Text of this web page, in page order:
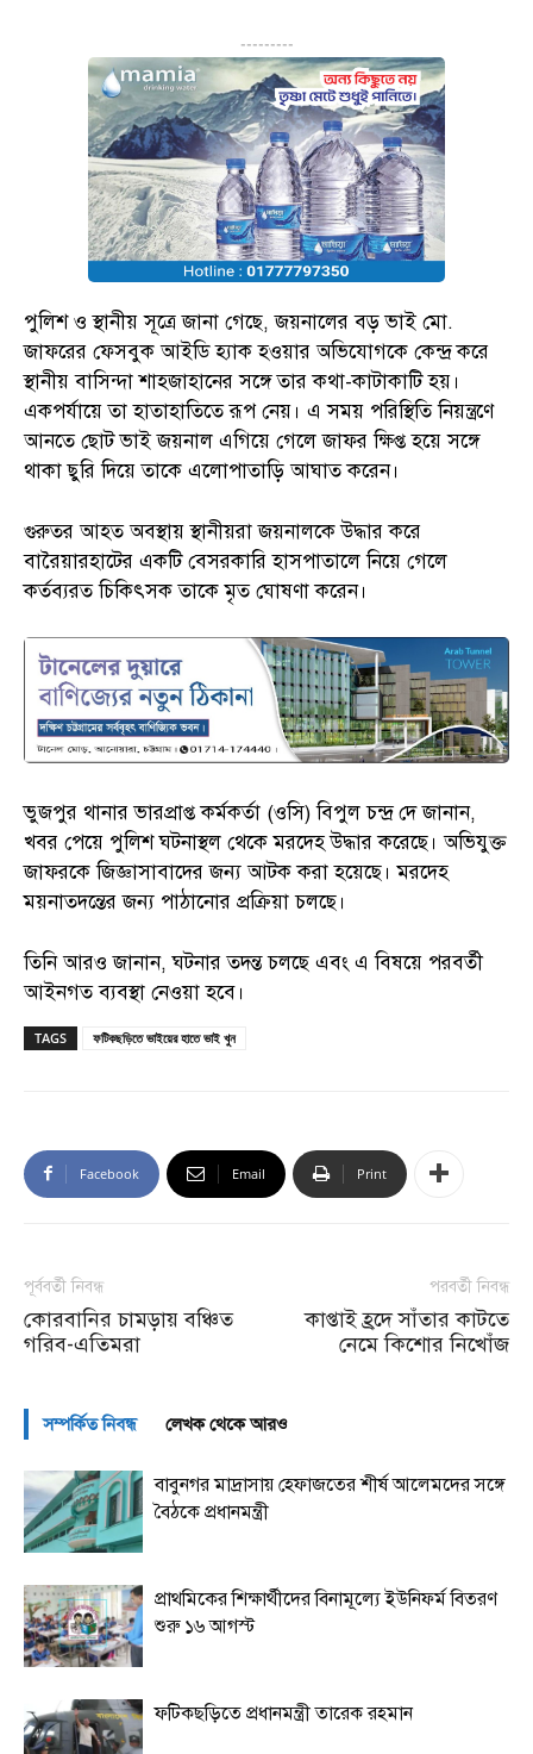
---------
পুলিশ ও স্থানীয় সূত্রে জানা গেছে, জয়নালের বড় ভাই মো.
জাফরের ফেসবুক আইডি হ্যাক হওয়ার অভিযোগকে কেন্দ্র করে
স্থানীয় বাসিন্দা শাহজাহানের সঙ্গে তার কথা-কাটাকাটি হয়।
একপর্যায়ে তা হাতাহাতিতে রূপ নেয়। এ সময় পরিস্থিতি নিয়ন্ত্রণে
আনতে ছোট ভাই জয়নাল এগিয়ে গেলে জাফর ক্ষিপ্ত হয়ে সঙ্গে
থাকা ছুরি দিয়ে তাকে এলোপাতাড়ি আঘাত করেন।
গুরুতর আহত অবস্থায় স্থানীয়রা জয়নালকে উদ্ধার করে
বারৈয়ারহাটের একটি বেসরকারি হাসপাতালে নিয়ে গেলে
কর্তব্যরত চিকিৎসক তাকে মৃত ঘোষণা করেন।
ভুজপুর থানার ভারপ্রাপ্ত কর্মকর্তা (ওসি) বিপুল চন্দ্র দে জানান,
খবর পেয়ে পুলিশ ঘটনাস্থল থেকে মরদেহ উদ্ধার করেছে। অভিযুক্ত
জাফরকে জিজ্ঞাসাবাদের জন্য আটক করা হয়েছে। মরদেহ
ময়নাতদন্তের জন্য পাঠানোর প্রক্রিয়া চলছে।
তিনি আরও জানান, ঘটনার তদন্ত চলছে এবং এ বিষয়ে পরবর্তী
আইনগত ব্যবস্থা নেওয়া হবে।
TAGS ফটিকছড়িতে ভাইয়ের হাতে ভাই খুন
Facebook Email Print
পূর্ববর্তী নিবন্ধ
কোরবানির চামড়ায় বঞ্চিত
গরিব-এতিমরা
পরবর্তী নিবন্ধ
কাপ্তাই হ্রদে সাঁতার কাটতে
নেমে কিশোর নিখোঁজ
সম্পর্কিত নিবন্ধ লেখক থেকে আরও
বাবুনগর মাদ্রাসায় হেফাজতের শীর্ষ আলেমদের সঙ্গে
বৈঠকে প্রধানমন্ত্রী
প্রাথমিকের শিক্ষার্থীদের বিনামূল্যে ইউনিফর্ম বিতরণ
শুরু ১৬ আগস্ট
ফটিকছড়িতে প্রধানমন্ত্রী তারেক রহমান